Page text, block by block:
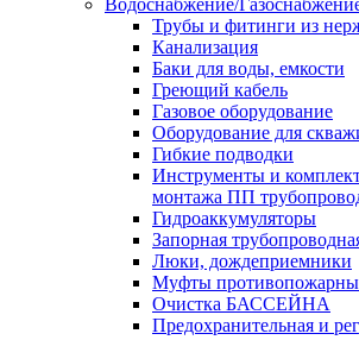
Водоснабжение/
Трубы и фитинги из
Канализация
Баки для воды, емкости
Греющий кабель
Газовое оборудование
Оборудование для
Гибкие подводки
Инструменты и
монтажа ПП
Гидроаккумуляторы
Запорная
Люки, дождеприемники
Муфты
Очистка БАССЕЙНА
Предохранительная и